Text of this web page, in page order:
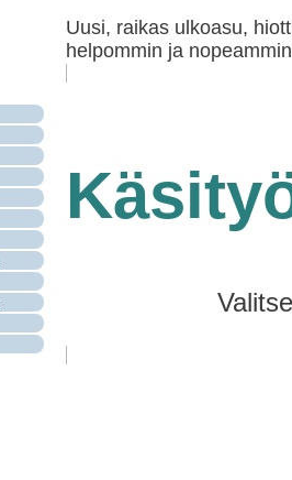
Uusi, raikas ulkoasu,
helpommin ja